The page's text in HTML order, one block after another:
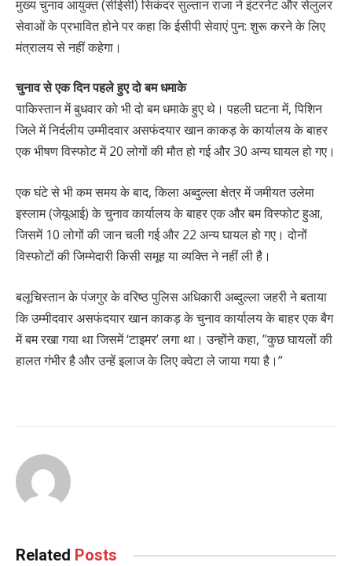
मुख्य चुनाव आयुक्त (सीईसी) सिकंदर सुल्तान राजा ने इंटरनेट और सेलुलर
सेवाओं के प्रभावित होने पर कहा कि ईसीपी सेवाएं पुन: शुरू करने के लिए
मंत्रालय से नहीं कहेगा।
चुनाव से एक दिन पहले हुए दो बम धमाके
पाकिस्तान में बुधवार को भी दो बम धमाके हुए थे। पहली घटना में, पिशिन
जिले में निर्दलीय उम्मीदवार असफंदयार खान काकड़ के कार्यालय के बाहर
एक भीषण विस्फोट में 20 लोगों की मौत हो गई और 30 अन्य घायल हो गए।
एक घंटे से भी कम समय के बाद, किला अब्दुल्ला क्षेत्र में जमीयत उलेमा
इस्लाम (जेयूआई) के चुनाव कार्यालय के बाहर एक और बम विस्फोट हुआ,
जिसमें 10 लोगों की जान चली गई और 22 अन्य घायल हो गए। दोनों
विस्फोटों की जिम्मेदारी किसी समूह या व्यक्ति ने नहीं ली है।
बलूचिस्तान के पंजगुर के वरिष्ठ पुलिस अधिकारी अब्दुल्ला जहरी ने बताया
कि उम्मीदवार असफंदयार खान काकड़ के चुनाव कार्यालय के बाहर एक बैग
में बम रखा गया था जिसमें ‘टाइमर’ लगा था। उन्होंने कहा, ”कुछ घायलों की
हालत गंभीर है और उन्हें इलाज के लिए क्वेटा ले जाया गया है।”
Related Posts